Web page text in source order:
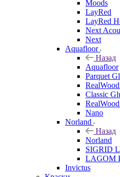
Moods
LayRed
LayRed
Next
Next
Aquafloor
Назад
Aquafloor
Parquet
Classic
Nano
Norland
Назад
Norland
SIGRID
LAGOM
Invictus